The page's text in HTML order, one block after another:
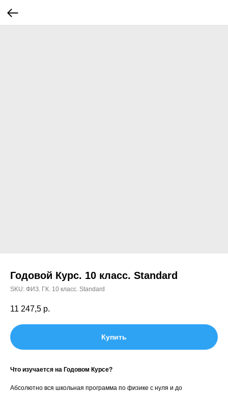
Годовой Курс. 10 класс. Standard
SKU: ФИЗ. ГК. 10 класс. Standard
11 247,5 р.
Купить
Что изучается на Годовом Курсе?
Абсолютно вся школьная программа по физике с нуля и до